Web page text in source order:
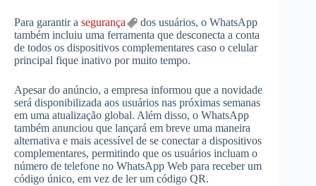
Para garantir a segurança
dos usuários, o WhatsApp
também incluiu uma ferramenta que desconecta a conta
de todos os dispositivos complementares caso o celular
principal fique inativo por muito tempo.
Apesar do anúncio, a empresa informou que a novidade
será disponibilizada aos usuários nas próximas semanas
em uma atualização global. Além disso, o WhatsApp
também anunciou que lançará em breve uma maneira
alternativa e mais acessível de se conectar a dispositivos
complementares, permitindo que os usuários incluam o
número de telefone no WhatsApp Web para receber um
código único, em vez de ler um código QR.